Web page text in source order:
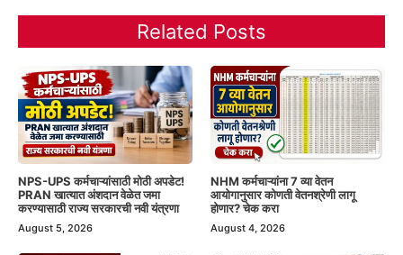
Related Posts
NPS-UPS कर्मचाऱ्यांसाठी मोठी अपडेट!
PRAN खात्यात अंशदान वेळेत जमा
करण्यासाठी राज्य सरकारची नवी यंत्रणा
August 5, 2026
NHM कर्मचाऱ्यांना 7 व्या वेतन
आयोगानुसार कोणती वेतनश्रेणी लागू
होणार? चेक करा
August 4, 2026